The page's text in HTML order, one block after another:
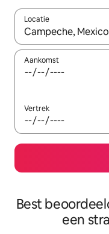
Locatie
Wanneer er
Aankomst
Vertrek
Best
een